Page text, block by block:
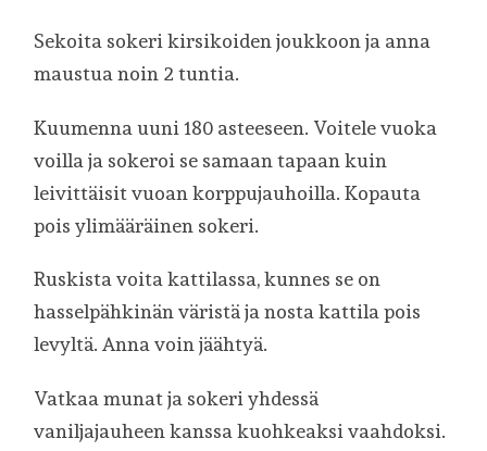
Sekoita sokeri kirsikoiden joukkoon ja anna
maustua noin 2 tuntia.
Kuumenna uuni 180 asteeseen. Voitele vuoka
voilla ja sokeroi se samaan tapaan kuin
leivittäisit vuoan korppujauhoilla. Kopauta
pois ylimääräinen sokeri.
Ruskista voita kattilassa, kunnes se on
hasselpähkinän väristä ja nosta kattila pois
levyltä. Anna voin jäähtyä.
Vatkaa munat ja sokeri yhdessä
vaniljajauheen kanssa kuohkeaksi vaahdoksi.